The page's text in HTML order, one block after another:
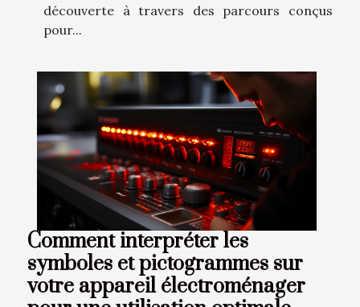
découverte à travers des parcours conçus
pour...
Comment interpréter les
symboles et pictogrammes sur
votre appareil électroménager